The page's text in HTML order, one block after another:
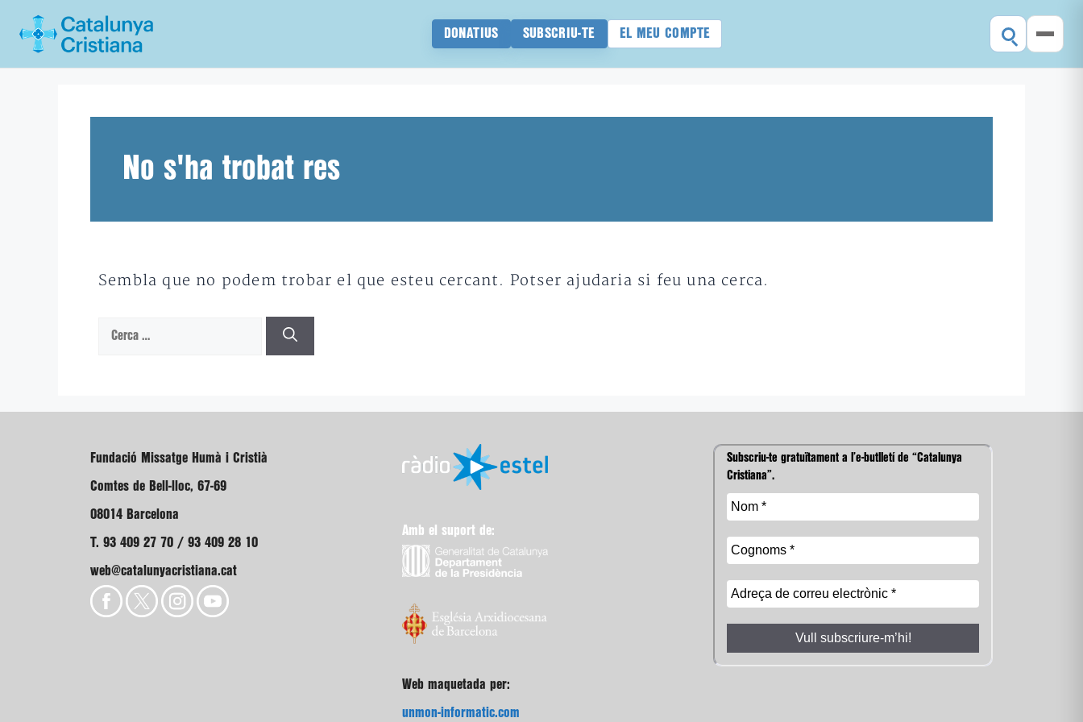
DONATIUS SUBSCRIU-TE EL MEU COMPTE
No s'ha trobat res
Sembla que no podem trobar el que esteu cercant. Potser ajudaria si feu una cerca.
Cerca:
Fundació Missatge Humà i Cristià
Comtes de Bell-lloc, 67-69
08014 Barcelona
T. 93 409 27 70 / 93 409 28 10
web@catalunyacristiana.cat
Amb el suport de:
Web maquetada per:
unmon-informatic.com
Subscriu-te gratuïtament a l’e-butlletí de “Catalunya
Cristiana”.